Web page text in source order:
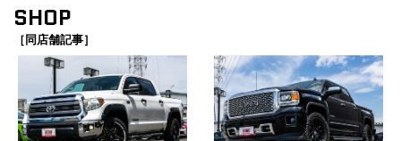
SHOP
［同店舗記事］